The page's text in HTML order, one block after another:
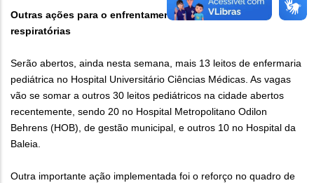
Outras ações para o enfrentamento às doenças
respiratórias
Serão abertos, ainda nesta semana, mais 13 leitos de enfermaria
pediátrica no Hospital Universitário Ciências Médicas. As vagas
vão se somar a outros 30 leitos pediátricos na cidade abertos
recentemente, sendo 20 no Hospital Metropolitano Odilon
Behrens (HOB), de gestão municipal, e outros 10 no Hospital da
Baleia.
Outra importante ação implementada foi o reforço no quadro de